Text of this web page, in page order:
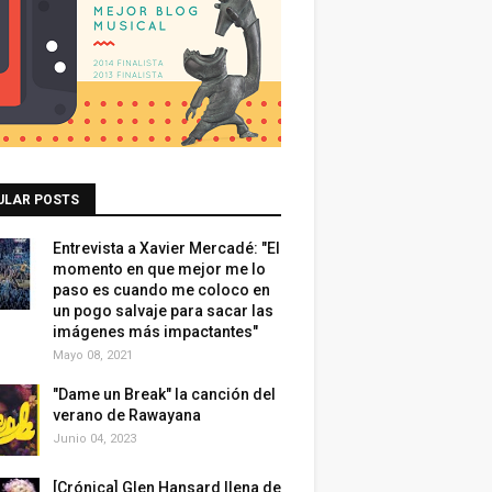
POSTS
Entrevista a Xavier Mercadé: "El
momento en que mejor me lo
paso es cuando me coloco en
un pogo salvaje para sacar las
imágenes más impactantes"
Mayo 08, 2021
"Dame un Break" la canción del
verano de Rawayana
Junio 04, 2023
[Crónica] Glen Hansard llena de